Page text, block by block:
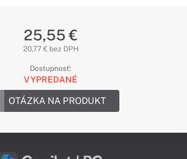
25,55 €
20,77 € bez DPH
Dostupnosť:
VYPREDANÉ
OTÁZKA NA PRODUKT